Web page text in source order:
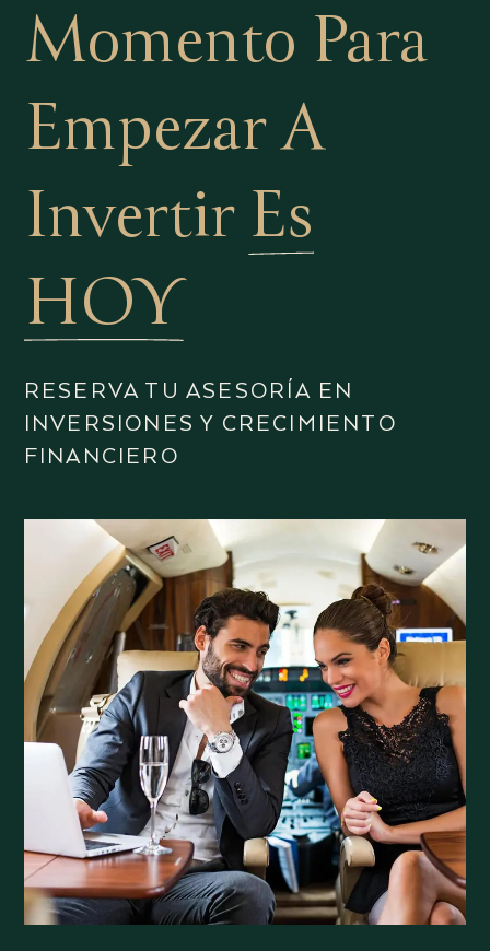
Momento Para
Empezar A
Invertir Es
HOY
RESERVA TU ASESORÍA EN
INVERSIONES Y CRECIMIENTO
FINANCIERO